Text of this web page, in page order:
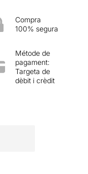
Compra
100% segura
Métode de
pagament:
Targeta de
dèbit i crèdit